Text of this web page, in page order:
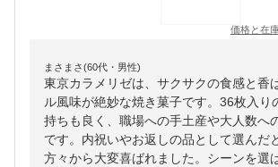
価格と在
まさまさ(60代・男性)
東京カラメリゼは、サクサクの食感と香
ル風味が絶妙な焼き菓子です。36枚入り
持ちも良く、職場への手土産や大人数へ
です。内祝いやお返しの品として選んだ
方々から大変喜ばれました。シーンを選